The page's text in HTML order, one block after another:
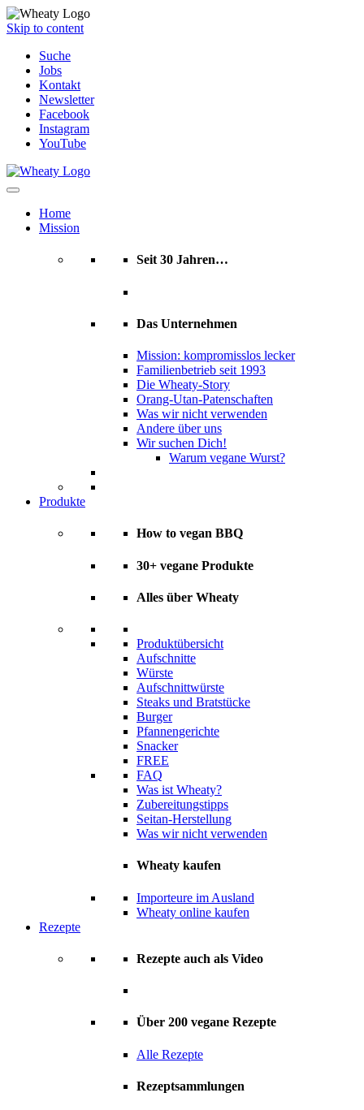
Skip to content
Suche
Jobs
Kontakt
Newsletter
Facebook
Instagram
YouTube
Home
Mission
Seit 30 Jahren…
Das Unternehmen
Mission: kompromisslos lecker
Familienbetrieb seit 1993
Die Wheaty-Story
Orang-Utan-Patenschaften
Was wir nicht verwenden
Andere über uns
Wir suchen Dich!
Warum vegane Wurst?
Produkte
How to vegan BBQ
30+ vegane Produkte
Alles über Wheaty
Produktübersicht
Aufschnitte
Würste
Aufschnittwürste
Steaks und Bratstücke
Burger
Pfannengerichte
Snacker
FREE
FAQ
Was ist Wheaty?
Zubereitungstipps
Seitan-Herstellung
Was wir nicht verwenden
Wheaty kaufen
Importeure im Ausland
Wheaty online kaufen
Rezepte
Rezepte auch als Video
Über 200 vegane Rezepte
Alle Rezepte
Rezeptsammlungen